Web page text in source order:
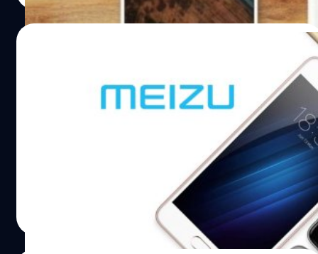
กล้องหลังซึ่งติดตั้งในแนวตั้งบริเวณตรงกลางด้านหลังของตัว
เซนเซอร์แสกนนิ้วมือบริเวณด้านข้างเหมือน Meizu M6s หรือ
อาจฝังเซนเซอร์แสกนนิ้วมือใต้หน้าจอก็ได้ครับ Meizu 16 อาจ
มีให้เลือก 2 สี รวมถึง 2 รุ่นที่ใส่ชิปเซ็ตมาต่างกันระหว่าง
Snapdragon 845 และ Snapdragon 710 อ้างอิง
Meizu ยืนยันร่วมงานกับ Google เพื่อสร้าง
สมาร์ทโฟน Android Go เครื่องแรกของ
Meizu ยืนยันว่า มีการร่วมงานกับ Google เตรียมเปิดตัวสมา
ร์ทโฟนรุ่นแรกของบริษัทที่เป็น Android Go อ้างอิงจาก Ard
Boudeling หัวหน้าฝ่ายการตลาดของ Meizu Those of you
who've been following me for a while know how
passionate I am about Android Go. I'm proud to share
we're working together with Google to launch Meizu's
first #AndroidGoEdition smartphone!
pic.twitter.com/r9vaZQaaeH — Ard Boudeling (@ArdCB)
| 3027 days ago